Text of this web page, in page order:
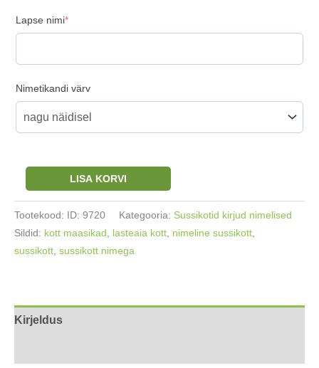
Lapse nimi*(required)
Nimetikandi värv
Sussikott/pidžaamakott
roosad
Maasikad
35x30cm
kogus
LISA KORVI
Tootekood: ID: 9720 Kategooria: Sussikotid kirjud nimelised
Sildid: kott maasikad lasteaia kott nimeline sussikott
sussikott sussikott nimega
Kirjeldus